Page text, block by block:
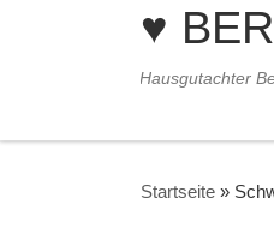
♥
Hausgutachter
Startseite »